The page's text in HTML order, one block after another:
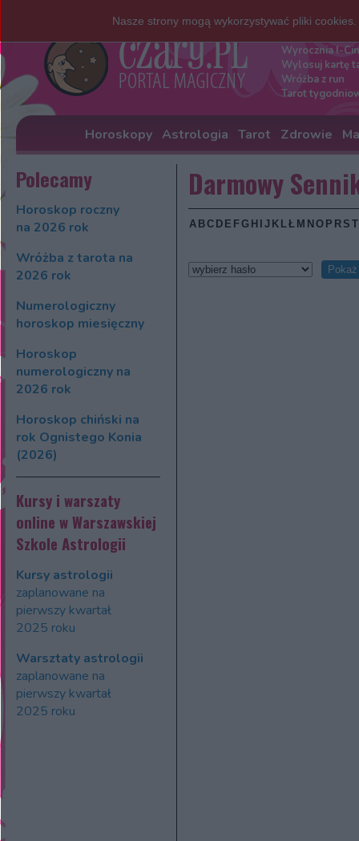
Darmowe
Wyrocznia I-
Wylosuj kartę
Wróżba z run
Tarot
Horoskopy Astrologia Tarot Zdrowie
Polecamy
Horoskop roczny
na 2026 rok
Wróżba z tarota na
2026 rok
Numerologiczny
horoskop miesięczny
Horoskop
numerologiczny na
2026 rok
Horoskop chiński na
rok Ognistego Konia
(2026)
Kursy i warszaty
online w Warszawskiej
Szkole Astrologii
Kursy astrologii
zaplanowane na
pierwszy kwartał
2025 roku
Warsztaty astrologii
zaplanowane na
pierwszy kwartał
2025 roku
Darmowy
Nasze strony mogą wykorzystywać pliki cookies.